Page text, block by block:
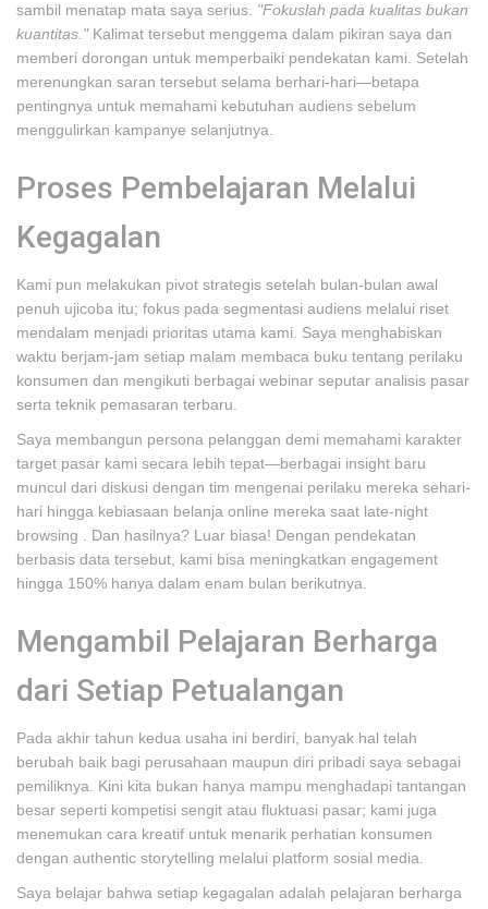
sambil menatap mata saya serius. "Fokuslah pada kualitas bukan
kuantitas." Kalimat tersebut menggema dalam pikiran saya dan
memberi dorongan untuk memperbaiki pendekatan kami. Setelah
merenungkan saran tersebut selama berhari-hari—betapa
pentingnya untuk memahami kebutuhan audiens sebelum
menggulirkan kampanye selanjutnya.
Proses Pembelajaran Melalui
Kegagalan
Kami pun melakukan pivot strategis setelah bulan-bulan awal
penuh ujicoba itu; fokus pada segmentasi audiens melalui riset
mendalam menjadi prioritas utama kami. Saya menghabiskan
waktu berjam-jam setiap malam membaca buku tentang perilaku
konsumen dan mengikuti berbagai webinar seputar analisis pasar
serta teknik pemasaran terbaru.
Saya membangun persona pelanggan demi memahami karakter
target pasar kami secara lebih tepat—berbagai insight baru
muncul dari diskusi dengan tim mengenai perilaku mereka sehari-
hari hingga kebiasaan belanja online mereka saat late-night
browsing . Dan hasilnya? Luar biasa! Dengan pendekatan
berbasis data tersebut, kami bisa meningkatkan engagement
hingga 150% hanya dalam enam bulan berikutnya.
Mengambil Pelajaran Berharga
dari Setiap Petualangan
Pada akhir tahun kedua usaha ini berdiri, banyak hal telah
berubah baik bagi perusahaan maupun diri pribadi saya sebagai
pemiliknya. Kini kita bukan hanya mampu menghadapi tantangan
besar seperti kompetisi sengit atau fluktuasi pasar; kami juga
menemukan cara kreatif untuk menarik perhatian konsumen
dengan authentic storytelling melalui platform sosial media.
Saya belajar bahwa setiap kegagalan adalah pelajaran berharga